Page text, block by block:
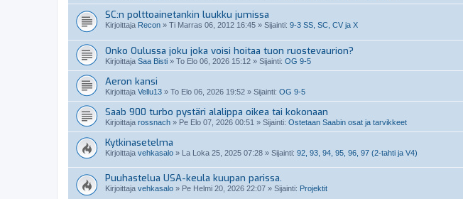
SC:n polttoainetankin luukku jumissa
Kirjoittaja Recon » Ti Marras 06, 2012 16:45 » Sijainti: 9-3 SS, SC, CV ja X
Onko Oulussa joku joka voisi hoitaa tuon ruostevaurion?
Kirjoittaja Saa Bisti » To Elo 06, 2026 15:12 » Sijainti: OG 9-5
Aeron kansi
Kirjoittaja Vellu13 » To Elo 06, 2026 19:52 » Sijainti: OG 9-5
Saab 900 turbo pystäri alalippa oikea tai kokonaan
Kirjoittaja rossnach » Pe Elo 07, 2026 00:51 » Sijainti: Ostetaan Saabin osat ja tarvikkeet
Kytkinasetelma
Kirjoittaja vehkasalo » La Loka 25, 2025 07:28 » Sijainti: 92, 93, 94, 95, 96, 97 (2-tahti ja V4)
Puuhastelua USA-keula kuupan parissa.
Kirjoittaja vehkasalo » Pe Helmi 20, 2026 22:07 » Sijainti: Projektit